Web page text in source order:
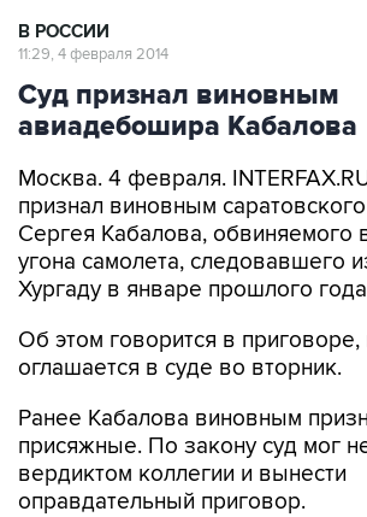
В РОССИИ
11:29, 4 февраля 2014
Суд признал виновным
авиадебошира Кабалова
Москва. 4 февраля.
признал виновным
Сергея Кабалова, обвиняемого
угона самолета, следовавшего
Хургаду в январе прошлого
Об этом говорится в
оглашается в суде во вторник.
Ранее Кабалова виновным
присяжные. По закону суд мог
вердиктом коллегии и вынести
оправдательный приговор.